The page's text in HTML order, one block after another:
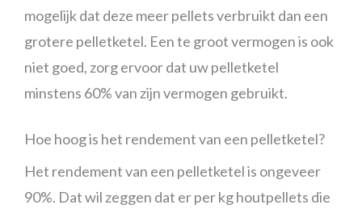
mogelijk dat deze meer pellets verbruikt dan een
grotere pelletketel. Een te groot vermogen is ook
niet goed, zorg ervoor dat uw pelletketel
minstens 60% van zijn vermogen gebruikt.
Hoe hoog is het rendement van een pelletketel?
Het rendement van een pelletketel is ongeveer
90%. Dat wil zeggen dat er per kg houtpellets die